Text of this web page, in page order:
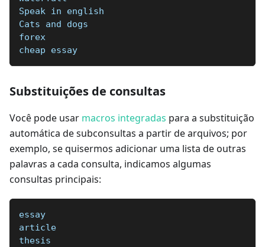
Speak in english
Cats and dogs
forex
cheap essay
Substituições de consultas
Você pode usar macros integradas para a substituição
automática de subconsultas a partir de arquivos; por
exemplo, se quisermos adicionar uma lista de outras
palavras a cada consulta, indicamos algumas
consultas principais:
essay
article
thesis